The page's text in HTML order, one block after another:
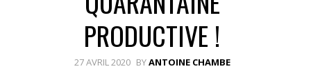
PRODUCTIVE !
27 AVRIL 2020 BYANTOINE CHAMBE